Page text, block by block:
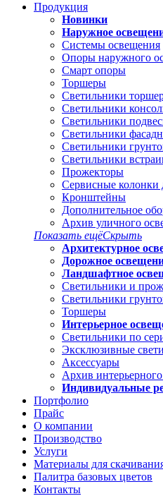
Продукция
Новинки
Наружное
Системы освещения
Опоры наружного
Смарт опоры
Торшеры
Светильники
Светильники
Светильники
Светильники
Светильники
Светильники
Прожекторы
Сервисные колонки
Кронштейны
Дополнительное
Архив уличного
Показать ещёСкрыть
Архитектурное
Дорожное
Ландшафтное
Светильники и
Светильники
Торшеры
Интерьерное
Светильники по
Эксклюзивные
Аксессуары
Архив
Индивидуальные
Портфолио
Прайс
О компании
Производство
Услуги
Материалы для
Палитра базовых цветов
Контакты